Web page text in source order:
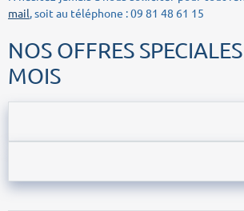
mail, soit au téléphone : 09 81 48 61 15
NOS OFFRES
MOIS